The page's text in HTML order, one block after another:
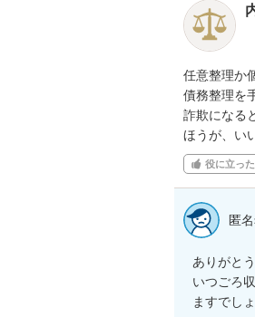
任意整理か
債務整理を
詐欺になる
ほうが、い
役に立った
匿
ありがと
いつごろ
ますでし